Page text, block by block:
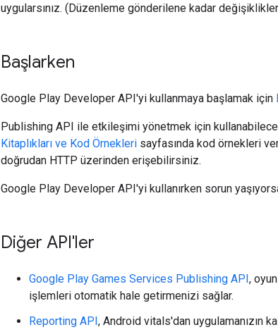
uygularsınız. (Düzenleme gönderilene kadar
Başlarken
Google Play Developer API'yi kullanmaya başlamak için
Publishing API ile etkileşimi yönetmek için
Kitaplıkları ve Kod Örnekleri sayfasında kod örnekleri
doğrudan HTTP üzerinden erişebilirsiniz.
Google Play Developer API'yi kullanırken sorun
Diğer API'ler
Google Play Games Services Publishing API,
işlemleri otomatik hale getirmenizi sağlar.
Reporting API, Android vitals'dan uygulamanızın